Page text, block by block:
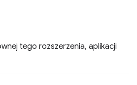
tego rozszerzenia, aplikacji